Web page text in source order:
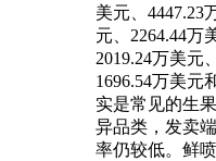
美元、4447.23
元、2264.44万
2019.24万美元
1696.54万美元
实是常见的生
异品类，发卖
率仍较低。鲜